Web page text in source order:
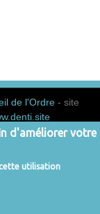
de l'Ordre- site
d'améliorer votre
utilisation